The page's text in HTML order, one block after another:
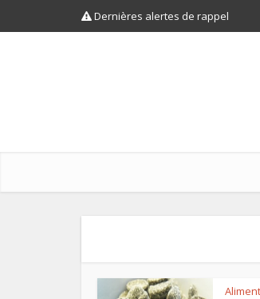
Dernières alertes de rappel